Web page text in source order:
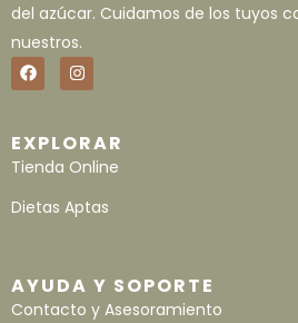
del azúcar. Cuidamos de los tuyos
nuestros.
EXPLORAR
Tienda Online
Dietas Aptas
AYUDA Y SOPORTE
Contacto y Asesoramiento